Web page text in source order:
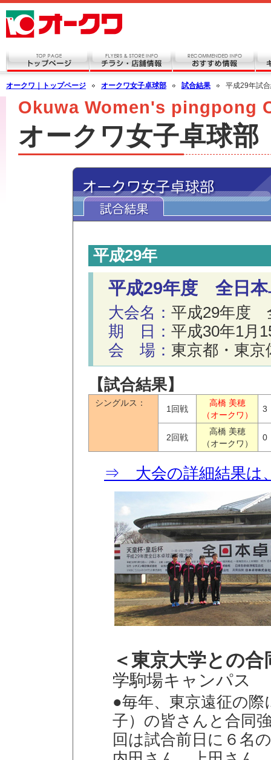
オークワ｜トップページ オークワ女子卓球部 試合結果 平成29年試
Okuwa Women's pingpong
オークワ女子卓球部
平成29年
平成29年度 全日本
大会名： 平成29年度
期 日： 平成30年1月
会 場： 東京都・東京
【試合結果】
シングルス：
1回戦
高橋 美穂
（オークワ）
3
2回戦
高橋 美穂
（オークワ）
0
⇒ 大会の詳細結果は
＜東京大学との
学駒場キャンパス
●毎年、東京遠征の
子）の皆さんと合同
回は試合前日に６名